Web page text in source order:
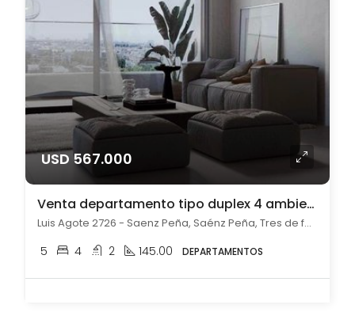
USD 567.000
Venta departamento tipo duplex 4 ambientes en Saénz Peña con pileta
Luis Agote 2726 - Saenz Peña, Saénz Peña, Tres de febrero
5 4 2 145.00 DEPARTAMENTOS